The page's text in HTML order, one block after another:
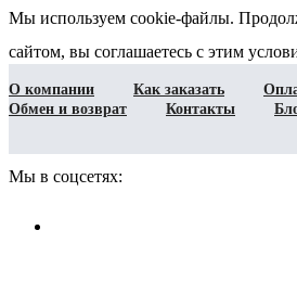
Мы используем cookie-файлы.
сайтом, вы соглашаетесь с этим
О компании Как заказать
Обмен и возврат
Контакты
Мы в соцсетях: